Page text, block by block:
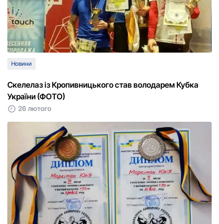
Новини
Скелелаз із Кропивницького став володарем Кубка
України (ФОТО)
26 лютого